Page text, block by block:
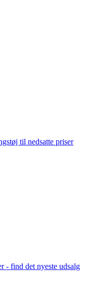
til nedsatte priser
- find det nyeste udsalg